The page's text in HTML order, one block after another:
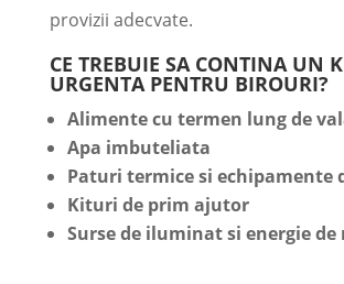
provizii adecvate.
CE TREBUIE SA CONTINA UN
URGENTA PENTRU BIROURI?
Alimente cu termen lung de
Apa imbuteliata
Paturi termice si echipamente
Kituri de prim ajutor
Surse de iluminat si energie de